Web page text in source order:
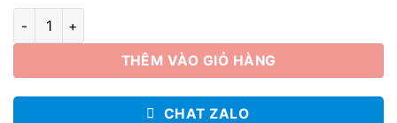
Love lightning 03 số lượng
THÊM VÀO GIỎ HÀNG
CHAT ZALO